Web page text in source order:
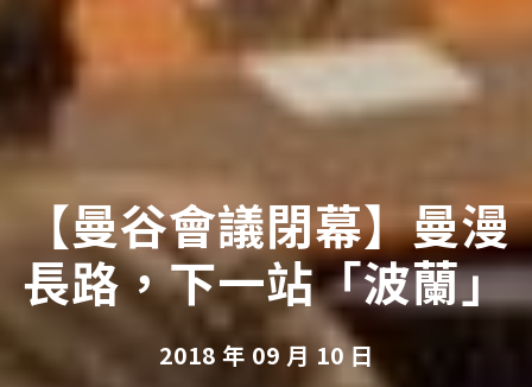
【曼谷會議閉幕】曼漫
長路，下一站「波蘭」
2018 年 09 月 10 日